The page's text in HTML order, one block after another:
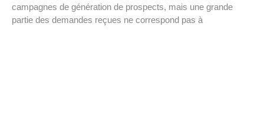
campagnes de génération de prospects, mais une grande
partie des demandes reçues ne correspond pas à